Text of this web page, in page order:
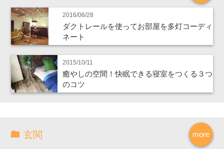
2016/06/28
ダクトレールを使ってお部屋を多灯コーディ
ネート
2015/10/11
癒やしの空間！快眠できる寝室をつくる３つ
のコツ
more
玄関